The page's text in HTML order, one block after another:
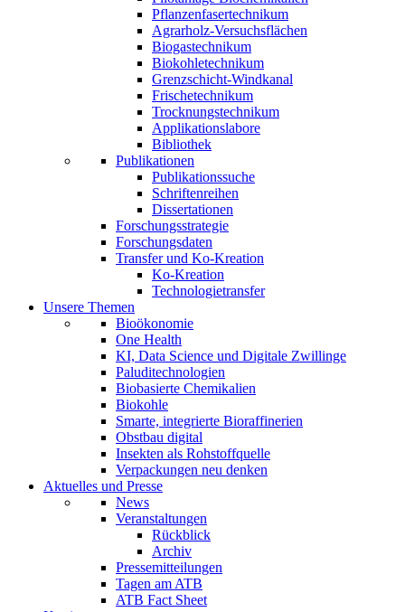
Pflanzenfasertechnikum
Agrarholz-Versuchsflächen
Biogastechnikum
Biokohletechnikum
Grenzschicht-Windkanal
Frischetechnikum
Trocknungstechnikum
Applikationslabore
Bibliothek
Publikationen
Publikationssuche
Schriftenreihen
Dissertationen
Forschungsstrategie
Forschungsdaten
Transfer und Ko-Kreation
Ko-Kreation
Technologietransfer
Unsere Themen
Bioökonomie
One Health
KI, Data Science und Digitale Zwillinge
Paluditechnologien
Biobasierte Chemikalien
Biokohle
Smarte, integrierte Bioraffinerien
Obstbau digital
Insekten als Rohstoffquelle
Verpackungen neu denken
Aktuelles und Presse
News
Veranstaltungen
Rückblick
Archiv
Pressemitteilungen
Tagen am ATB
ATB Fact Sheet